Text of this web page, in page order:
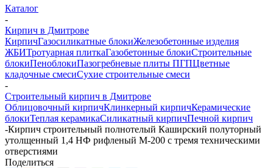
Каталог
-
Кирпич в Дмитрове
КирпичГазосиликатные блокиЖелезобетонные изделия
ЖБИТротуарная плиткаГазобетонные блокиСтроительные
блокиПеноблокиПазогребневые плиты ПГПЦветные
кладочные смесиСухие строительные смеси
-
Строительный кирпич в Дмитрове
Облицовочный кирпичКлинкерный кирпичКерамические
блокиТеплая керамикаСиликатный кирпичПечной кирпич
-Кирпич строительный полнотелый Каширский полуторный
утолщенный 1,4 НФ рифленый М-200 с тремя техническими
отверстиями
Поделиться